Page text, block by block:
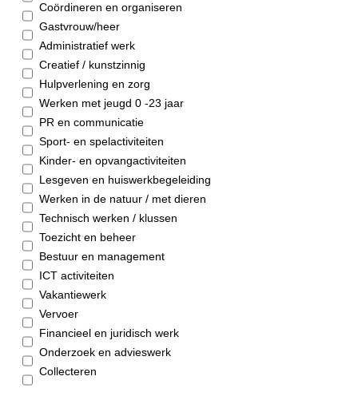
Coördineren en organiseren
Gastvrouw/heer
Administratief werk
Creatief / kunstzinnig
Hulpverlening en zorg
Werken met jeugd 0 -23 jaar
PR en communicatie
Sport- en spelactiviteiten
Kinder- en opvangactiviteiten
Lesgeven en huiswerkbegeleiding
Werken in de natuur / met dieren
Technisch werken / klussen
Toezicht en beheer
Bestuur en management
ICT activiteiten
Vakantiewerk
Vervoer
Financieel en juridisch werk
Onderzoek en advieswerk
Collecteren